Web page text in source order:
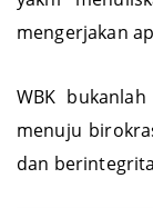
yakni
WBK
menuju